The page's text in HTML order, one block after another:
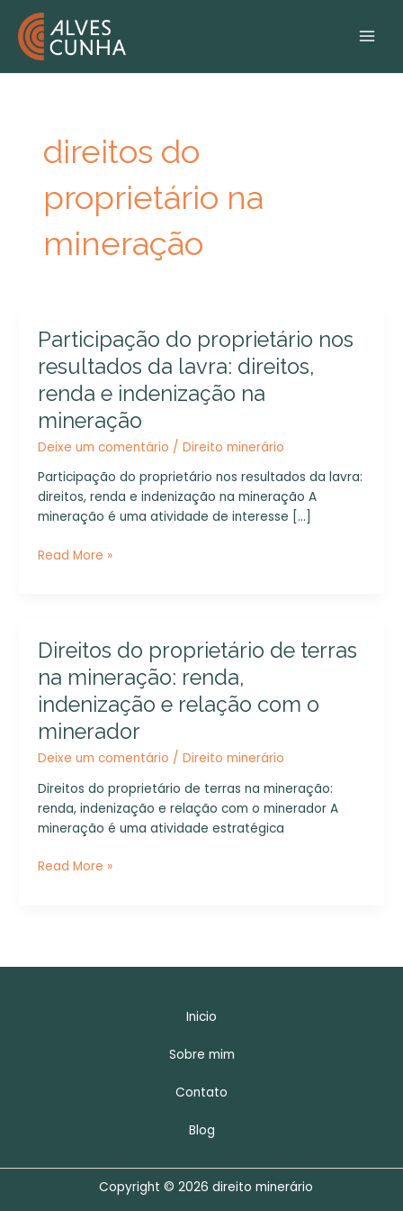
para
direitos do
proprietário na
mineração
Participação do proprietário nos
resultados da lavra: direitos,
renda e indenização na
mineração
Deixe um comentário / Direito minerário
Participação do proprietário nos resultados da lavra:
direitos, renda e indenização na mineração A
mineração é uma atividade de interesse […]
Participação
proprietário
nos
resultados
da
lavra:
direitos,
renda
e
na
Read More »
Direitos do proprietário de terras
na mineração: renda,
indenização e relação com o
minerador
Deixe um comentário / Direito minerário
Direitos do proprietário de terras na mineração:
renda, indenização e relação com o minerador A
mineração é uma atividade estratégica
Direitos
proprietário
de
terras
na
mineração:
renda,
indenização
e
com
Read More »
Inicio
Sobre mim
Contato
Blog
Copyright © 2026 direito minerário